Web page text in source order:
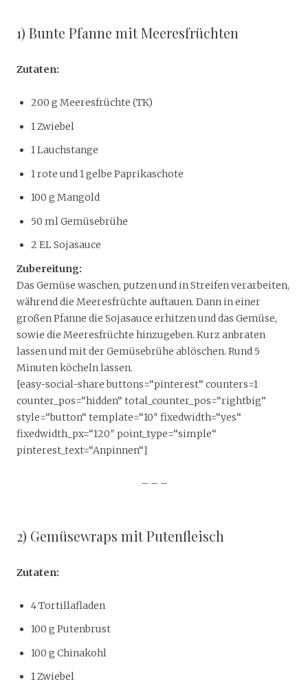
1) Bunte Pfanne mit Meeresfrüchten
Zutaten:
200 g Meeresfrüchte (TK)
1 Zwiebel
1 Lauchstange
1 rote und 1 gelbe Paprikaschote
100 g Mangold
50 ml Gemüsebrühe
2 EL Sojasauce
Zubereitung:
Das Gemüse waschen, putzen und in Streifen verarbeiten,
während die Meeresfrüchte auftauen. Dann in einer
großen Pfanne die Sojasauce erhitzen und das Gemüse,
sowie die Meeresfrüchte hinzugeben. Kurz anbraten
lassen und mit der Gemüsebrühe ablöschen. Rund 5
Minuten köcheln lassen.
[easy-social-share buttons=“pinterest“ counters=1
counter_pos=“hidden“ total_counter_pos=“rightbig“
style=“button“ template=“10″ fixedwidth=“yes“
fixedwidth_px=“120″ point_type=“simple“
pinterest_text=“Anpinnen“]
– – –
2) Gemüsewraps mit Putenfleisch
Zutaten:
4 Tortillafladen
100 g Putenbrust
100 g Chinakohl
1 Zwiebel